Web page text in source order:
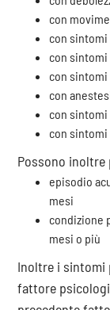
con
con
con sintomi
con
con
con
con
Possono
episodio
mesi
condizione
mesi o più
Inoltre i sintomi
fattore